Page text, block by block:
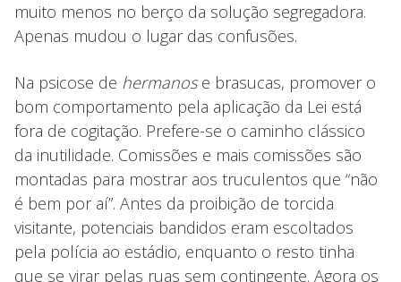
muito menos no berço da solução segregadora.
Apenas mudou o lugar das confusões.
Na psicose de hermanose brasucas, promover o
bom comportamento pela aplicação da Lei está
fora de cogitação. Prefere-se o caminho clássico
da inutilidade. Comissões e mais comissões são
montadas para mostrar aos truculentos que “não
é bem por aí”. Antes da proibição de torcida
visitante, potenciais bandidos eram escoltados
pela polícia ao estádio, enquanto o resto tinha
que se virar pelas ruas sem contingente. Agora os